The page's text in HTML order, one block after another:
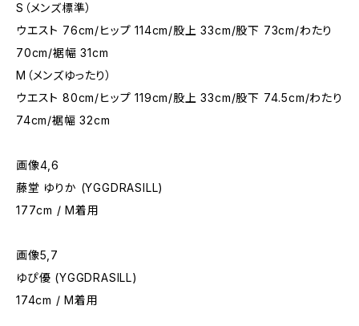
S（メンズ標準）
ウエスト 76cm/ヒップ 114cm/股上 33cm/股下 73cm/わたり
70cm/裾幅 31cm
M（メンズゆったり）
ウエスト 80cm/ヒップ 119cm/股上 33cm/股下 74.5cm/わたり
74cm/裾幅 32cm
画像4,6
藤堂 ゆりか (YGGDRASILL)
177cm / M着用
画像5,7
ゆぴ優 (YGGDRASILL)
174cm / M着用